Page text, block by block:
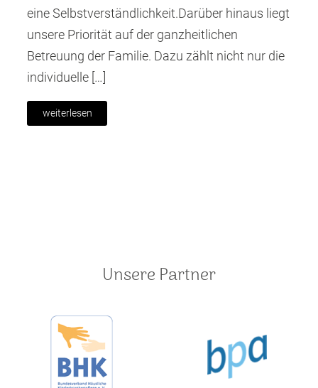
eine Selbstverständlichkeit.Darüber hinaus liegt
unsere Priorität auf der ganzheitlichen
Betreuung der Familie. Dazu zählt nicht nur die
individuelle […]
weiterlesen
Unsere Partner